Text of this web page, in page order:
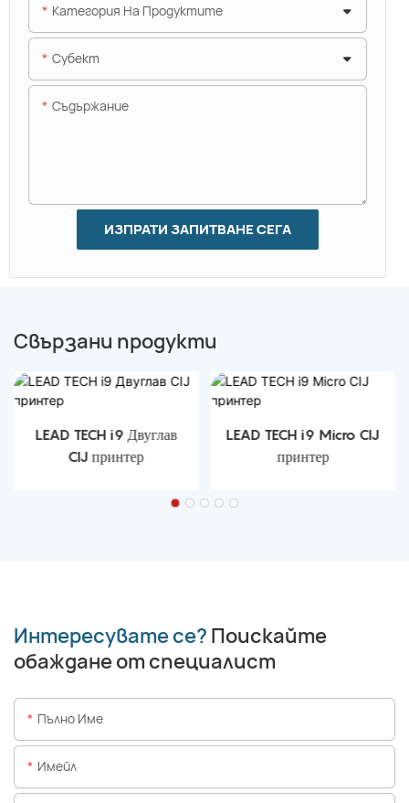
Категория На Продуктите
Субект
Съдържание
ИЗПРАТИ ЗАПИТВАНЕ СЕГА
Свързани продукти
LEAD TECH i9 Двуглав
CIJ принтер
LEAD TECH i9 Micro CIJ
принтер
Интересувате се? Поискайте
обаждане от специалист
Пълно Име
Имейл